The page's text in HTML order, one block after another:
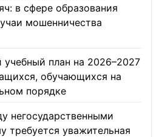
в сфере образования
мошенничества
план на 2026–2027
обучающихся на
порядке
негосударственными
требуется уважительная